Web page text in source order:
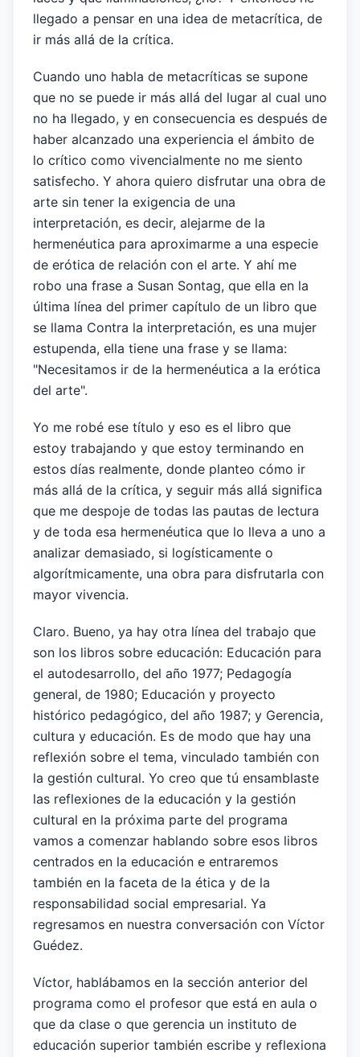
llegado a pensar en una idea de metacrítica, de
ir más allá de la crítica.
Cuando uno habla de metacríticas se supone
que no se puede ir más allá del lugar al cual uno
no ha llegado, y en consecuencia es después de
haber alcanzado una experiencia el ámbito de
lo crítico como vivencialmente no me siento
satisfecho. Y ahora quiero disfrutar una obra de
arte sin tener la exigencia de una
interpretación, es decir, alejarme de la
hermenéutica para aproximarme a una especie
de erótica de relación con el arte. Y ahí me
robo una frase a Susan Sontag, que ella en la
última línea del primer capítulo de un libro que
se llama Contra la interpretación, es una mujer
estupenda, ella tiene una frase y se llama:
"Necesitamos ir de la hermenéutica a la erótica
del arte".
Yo me robé ese título y eso es el libro que
estoy trabajando y que estoy terminando en
estos días realmente, donde planteo cómo ir
más allá de la crítica, y seguir más allá significa
que me despoje de todas las pautas de lectura
y de toda esa hermenéutica que lo lleva a uno a
analizar demasiado, si logísticamente o
algorítmicamente, una obra para disfrutarla con
mayor vivencia.
Claro. Bueno, ya hay otra línea del trabajo que
son los libros sobre educación: Educación para
el autodesarrollo, del año 1977; Pedagogía
general, de 1980; Educación y proyecto
histórico pedagógico, del año 1987; y Gerencia,
cultura y educación. Es de modo que hay una
reflexión sobre el tema, vinculado también con
la gestión cultural. Yo creo que tú ensamblaste
las reflexiones de la educación y la gestión
cultural en la próxima parte del programa
vamos a comenzar hablando sobre esos libros
centrados en la educación e entraremos
también en la faceta de la ética y de la
responsabilidad social empresarial. Ya
regresamos en nuestra conversación con Víctor
Guédez.
Víctor, hablábamos en la sección anterior del
programa como el profesor que está en aula o
que da clase o que gerencia un instituto de
educación superior también escribe y reflexiona